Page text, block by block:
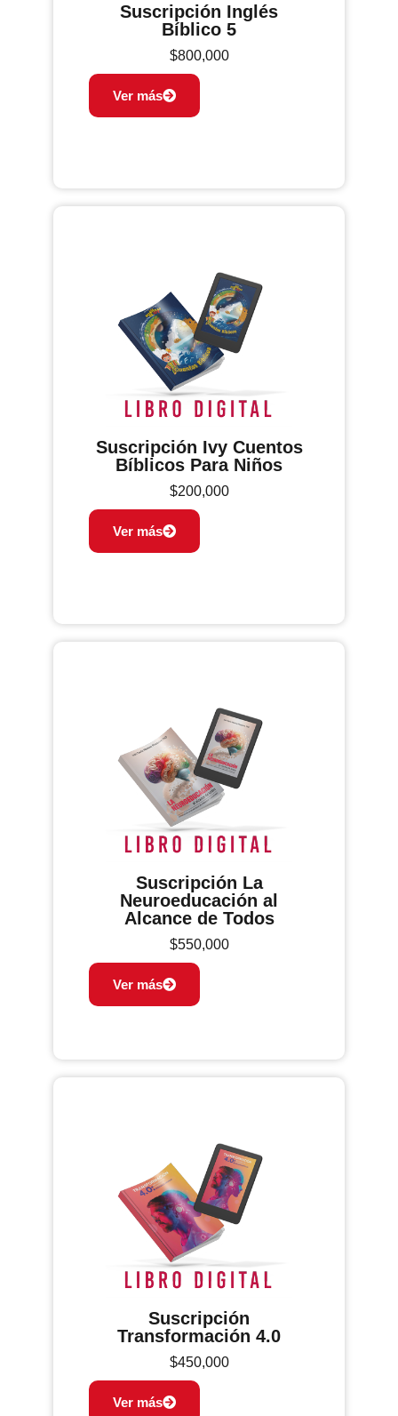
Suscripción Inglés
Bíblico 5
$800,000
Ver más
Suscripción Ivy Cuentos
Bíblicos Para Niños
$200,000
Ver más
Suscripción La
Neuroeducación al
Alcance de Todos
$550,000
Ver más
Suscripción
Transformación 4.0
$450,000
Ver más